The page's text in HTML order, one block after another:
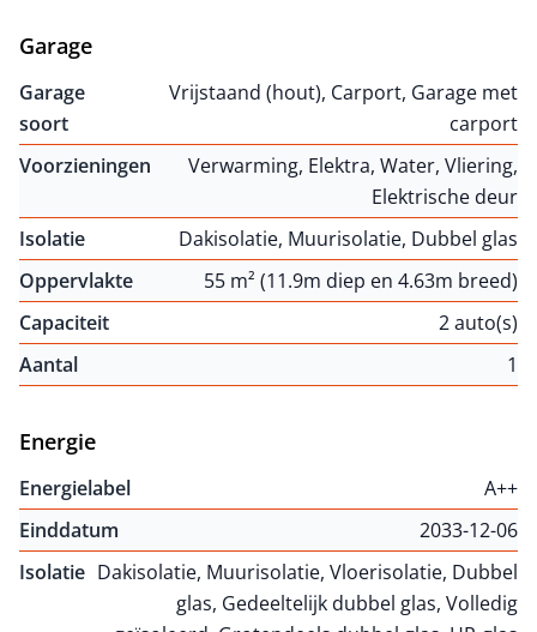
Garage
Garage
soort
Vrijstaand (hout), Carport, Garage met
carport
Voorzieningen
Verwarming, Elektra, Water, Vliering,
Elektrische deur
Isolatie
Dakisolatie, Muurisolatie, Dubbel glas
Oppervlakte
55 m² (11.9m diep en 4.63m breed)
Capaciteit
2 auto(s)
Aantal
1
Energie
Energielabel
A++
Einddatum
2033-12-06
Isolatie Dakisolatie, Muurisolatie, Vloerisolatie, Dubbel
glas, Gedeeltelijk dubbel glas, Volledig